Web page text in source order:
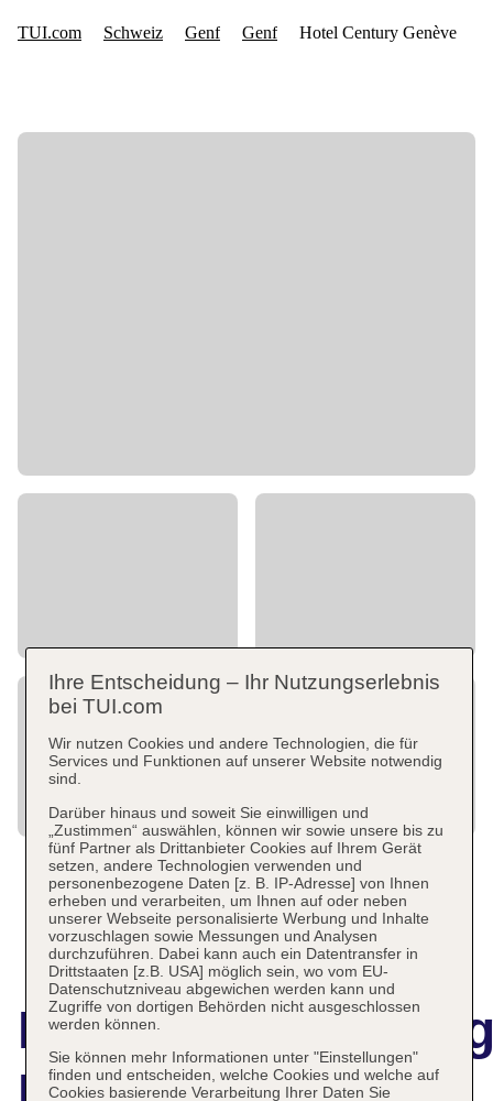
Ihre Entscheidung – Ihr Nutzungserlebnis
bei TUI.com
Wir nutzen Cookies und andere Technologien, die für
Services und Funktionen auf unserer Website notwendig
sind.
Darüber hinaus und soweit Sie einwilligen und
„Zustimmen“ auswählen, können wir sowie unsere bis zu
fünf Partner als Drittanbieter Cookies auf Ihrem Gerät
setzen, andere Technologien verwenden und
personenbezogene Daten [z. B. IP-Adresse] von Ihnen
erheben und verarbeiten, um Ihnen auf oder neben
unserer Webseite personalisierte Werbung und Inhalte
vorzuschlagen sowie Messungen und Analysen
durchzuführen. Dabei kann auch ein Datentransfer in
Drittstaaten [z.B. USA] möglich sein, wo vom EU-
Datenschutzniveau abgewichen werden kann und
Zugriffe von dortigen Behörden nicht ausgeschlossen
werden können.
Sie können mehr Informationen unter "Einstellungen"
finden und entscheiden, welche Cookies und welche auf
Cookies basierende Verarbeitung Ihrer Daten Sie